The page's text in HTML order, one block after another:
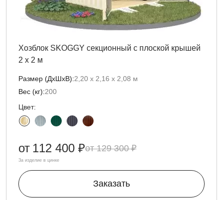
Хозблок SKOGGY секционный с плоской крышей
2 х 2 м
Размер (ДxШxВ):2,20 х 2,16 х 2,08 м
Вес (кг):200
Цвет:
129 300 ₽
от 112 400 ₽
За изделие в цинке
Заказать